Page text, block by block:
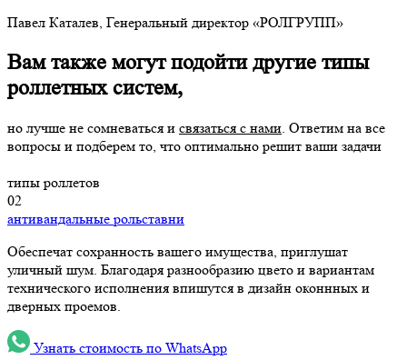
Павел Каталев, Генеральный директор «РОЛГРУПП»
Вам также могут подойти другие типы
роллетных систем,
но лучше не сомневаться и связаться с нами . Ответим на все
вопросы и подберем то, что оптимально решит ваши задачи
типы роллетов
02
антивандальные рольставни
Обеспечат сохранность вашего имущества, приглушат
уличный шум. Благодаря разнообразию цвето и вариантам
технического исполнения впишутся в дизайн оконнных и
дверных проемов.
Узнать стоимость по WhatsApp